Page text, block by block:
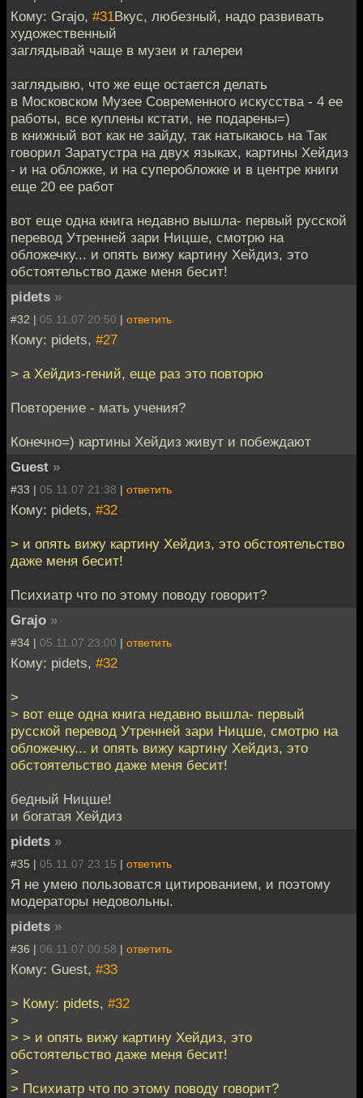
Кому: Grajo, #31Вкус, любезный, надо развивать
художественный
заглядывай чаще в музеи и галереи
заглядывю, что же еще остается делать
в Московском Музее Современного искусства - 4 ее
работы, все куплены кстати, не подарены=)
в книжный вот как не зайду, так натыкаюсь на Так
говорил Заратустра на двух языках, картины Хейдиз
- и на обложке, и на суперобложке и в центре книги
еще 20 ее работ
вот еще одна книга недавно вышла- первый русской
перевод Утренней зари Ницше, смотрю на
обложечку... и опять вижу картину Хейдиз, это
обстоятельство даже меня бесит!
pidets »
#32 | 05.11.07 20:50 | ответить
Кому: pidets, #27
> а Хейдиз-гений, еще раз это повторю
Повторение - мать учения?
Конечно=) картины Хейдиз живут и побеждают
Guest »
#33 | 05.11.07 21:38 | ответить
Кому: pidets, #32
> и опять вижу картину Хейдиз, это обстоятельство
даже меня бесит!
Психиатр что по этому поводу говорит?
Grajo »
#34 | 05.11.07 23:00 | ответить
Кому: pidets, #32
>
> вот еще одна книга недавно вышла- первый
русской перевод Утренней зари Ницше, смотрю на
обложечку... и опять вижу картину Хейдиз, это
обстоятельство даже меня бесит!
бедный Ницше!
и богатая Хейдиз
pidets »
#35 | 05.11.07 23:15 | ответить
Я не умею пользоватся цитированием, и поэтому
модераторы недовольны.
pidets »
#36 | 06.11.07 00:58 | ответить
Кому: Guest, #33
> Кому: pidets, #32
>
> > и опять вижу картину Хейдиз, это
обстоятельство даже меня бесит!
>
> Психиатр что по этому поводу говорит?